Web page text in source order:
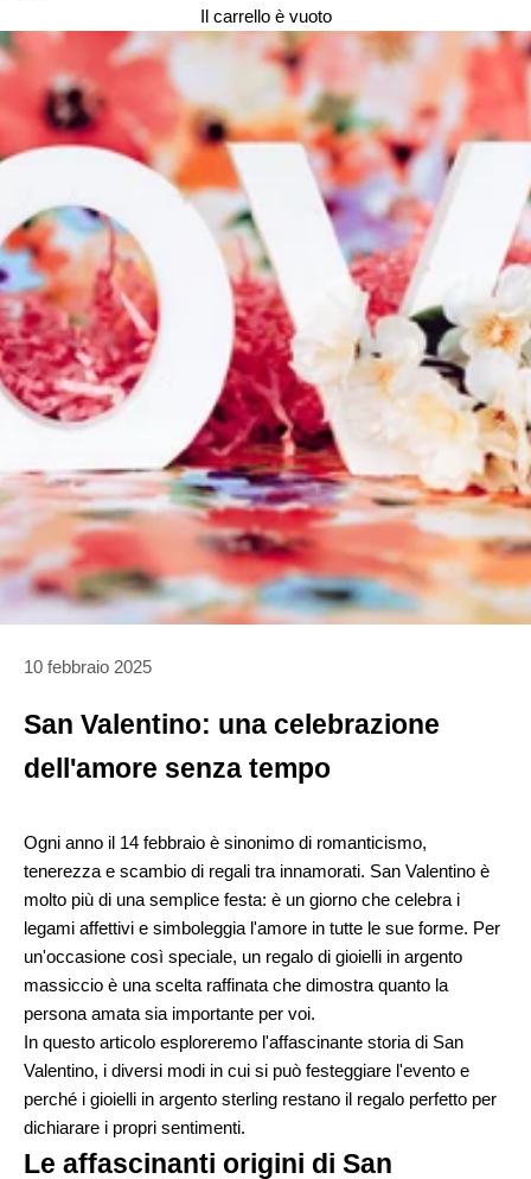
Il carrello è vuoto
10 febbraio 2025
San Valentino: una celebrazione
dell'amore senza tempo
Ogni anno il 14 febbraio è sinonimo di romanticismo,
tenerezza e scambio di regali tra innamorati. San Valentino è
molto più di una semplice festa: è un giorno che celebra i
legami affettivi e simboleggia l'amore in tutte le sue forme. Per
un'occasione così speciale, un regalo di gioielli in argento
massiccio è una scelta raffinata che dimostra quanto la
persona amata sia importante per voi.
In questo articolo esploreremo l'affascinante storia di San
Valentino, i diversi modi in cui si può festeggiare l'evento e
perché i gioielli in argento sterling restano il regalo perfetto per
dichiarare i propri sentimenti.
Le affascinanti origini di San